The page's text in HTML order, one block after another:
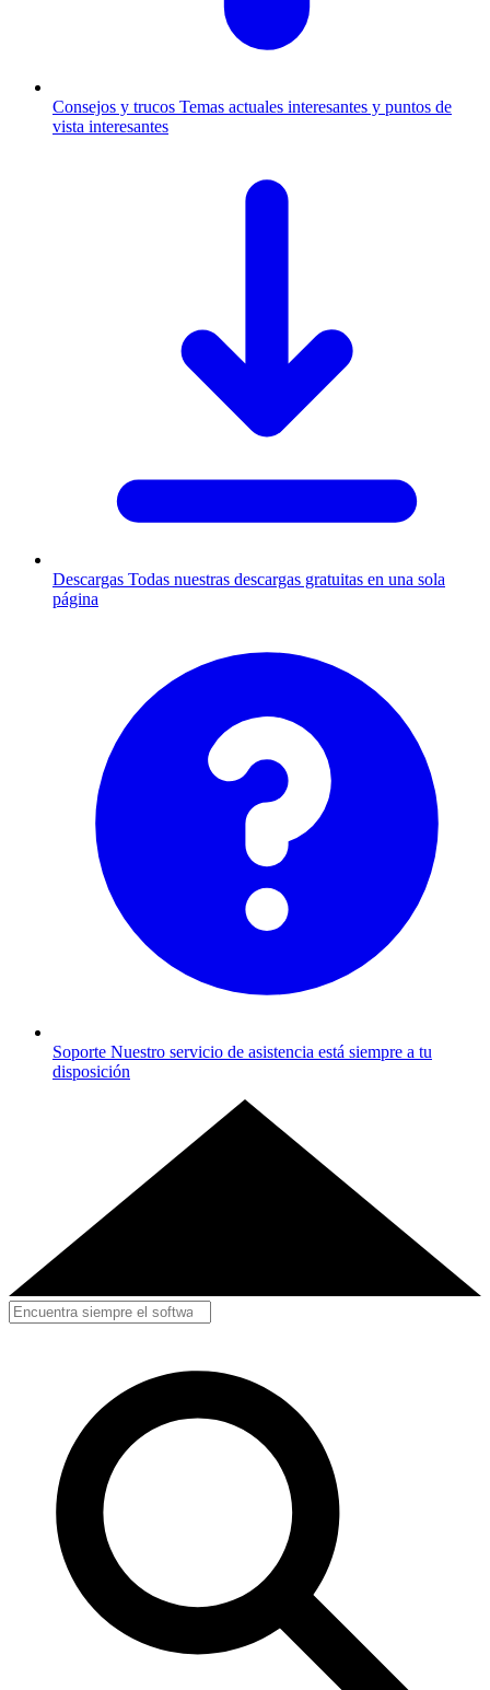
Consejos y trucos Temas actuales interesantes y puntos de
vista interesantes
Descargas Todas nuestras descargas gratuitas en una sola
página
Soporte Nuestro servicio de asistencia está siempre a tu
disposición